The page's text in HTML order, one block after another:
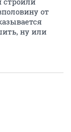
от
ну или